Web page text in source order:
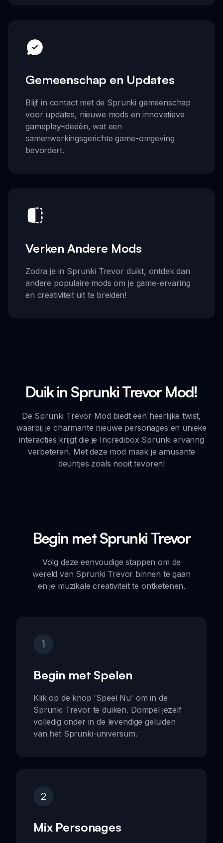
Gemeenschap en Updates
Blijf in contact met de Sprunki gemeenschap
voor updates, nieuwe mods en innovatieve
gameplay-ideeën, wat een
samenwerkingsgerichte game-omgeving
bevordert.
Verken Andere Mods
Zodra je in Sprunki Trevor duikt, ontdek dan
andere populaire mods om je game-ervaring
en creativiteit uit te breiden!
Duik in Sprunki Trevor Mod!
De Sprunki Trevor Mod biedt een heerlijke twist,
waarbij je charmante nieuwe personages en unieke
interacties krijgt die je Incredibox Sprunki ervaring
verbeteren. Met deze mod maak je amusante
deuntjes zoals nooit tevoren!
Begin met Sprunki Trevor
Volg deze eenvoudige stappen om de
wereld van Sprunki Trevor binnen te gaan
en je muzikale creativiteit te ontketenen.
1
Begin met Spelen
Klik op de knop 'Speel Nu' om in de
Sprunki Trevor te duiken. Dompel jezelf
volledig onder in de levendige geluiden
van het Sprunki-universum.
2
Mix Personages